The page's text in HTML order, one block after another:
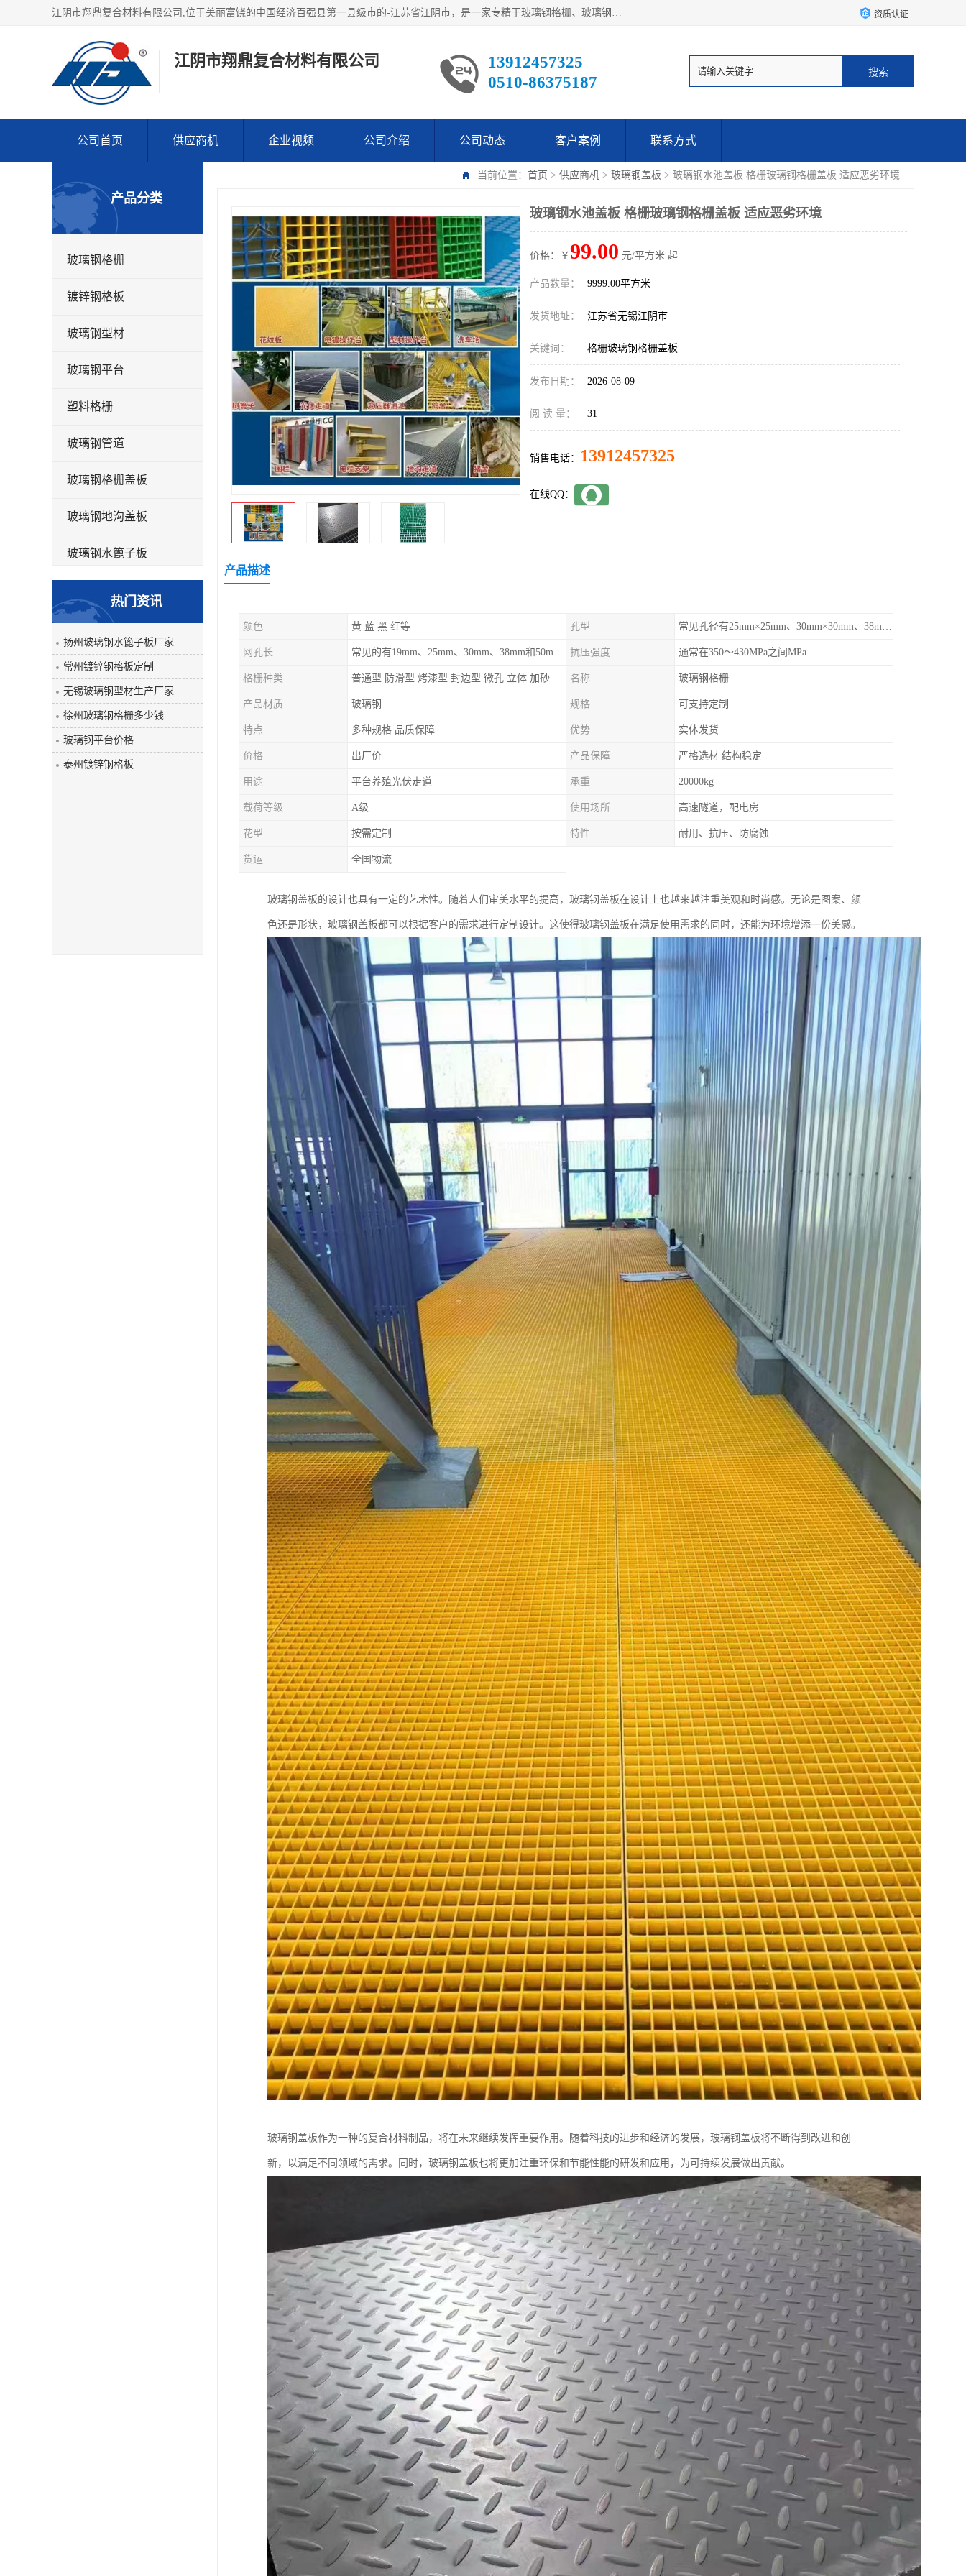
江阴市翔鼎复合材料有限公司,位于美丽富饶的中国经济百强县第一县级市的-江苏省江阴市，是一家专精于玻璃钢格栅、玻璃钢新材料,镀锌钢格板，机械设备生产制造及研发的科技型企业；公司产品已销往了世界多个国家和地区，公司人决心加倍努力愿与广大社会同仁精诚合作共创辉煌！ 资质认证
江阴市翔鼎复合材料有限公司
13912457325
0510-86375187
公司首页 供应商机 企业视频 公司介绍 公司动态 客户案例 联系方式
当前位置： 首页 > 供应商机 > 玻璃钢盖板 > 玻璃钢水池盖板 格栅玻璃钢格栅盖板 适应恶劣环境
产品分类
玻璃钢格栅
镀锌钢格板
玻璃钢型材
玻璃钢平台
塑料格栅
玻璃钢管道
玻璃钢格栅盖板
玻璃钢地沟盖板
玻璃钢水篦子板
玻璃钢平板
玻璃钢盖板
热门资讯
扬州玻璃钢水篦子板厂家
常州镀锌钢格板定制
无锡玻璃钢型材生产厂家
徐州玻璃钢格栅多少钱
玻璃钢平台价格
泰州镀锌钢格板
玻璃钢水池盖板 格栅玻璃钢格栅盖板 适应恶劣环境
价格：￥ 99.00 元/平方米 起
产品数量： 9999.00平方米
发货地址： 江苏省无锡江阴市
关键词： 格栅玻璃钢格栅盖板
发布日期： 2026-08-09
阅 读 量： 31
销售电话： 13912457325
在线QQ：
产品描述
颜色 黄 蓝 黑 红等 孔型 常见孔径有25mm×25mm、30mm×30mm、38mm×38mm等,
网孔长 常见的有19mm、25mm、30mm、38mm和50mm等 抗压强度 通常在350～430MPa之间MPa
格栅种类 普通型 防滑型 ‌烤漆型 封边型 ‌微孔 立体 加砂覆面型 平面型 名称 玻璃钢格栅
产品材质 玻璃钢 规格 可支持定制
特点 多种规格 品质保障 优势 实体发货
价格 出厂价 产品保障 严格选材 结构稳定
用途 平台养殖光伏走道 承重 20000kg
载荷等级 A级 使用场所 高速隧道，配电房
花型 按需定制 特性 耐用、抗压、防腐蚀
货运 全国物流
玻璃钢盖板的设计也具有一定的艺术性。随着人们审美水平的提高，玻璃钢盖板在设计上也越来越注重美观和时尚感。无论是图案、颜
色还是形状，玻璃钢盖板都可以根据客户的需求进行定制设计。这使得玻璃钢盖板在满足使用需求的同时，还能为环境增添一份美感。
玻璃钢盖板作为一种的复合材料制品，将在未来继续发挥重要作用。随着科技的进步和经济的发展，玻璃钢盖板将不断得到改进和创
新，以满足不同领域的需求。同时，玻璃钢盖板也将更加注重环保和节能性能的研发和应用，为可持续发展做出贡献。